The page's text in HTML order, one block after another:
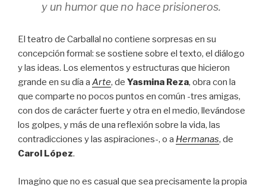
y un humor que no hace prisioneros.
El teatro de Carballal no contiene sorpresas en su
concepción formal: se sostiene sobre el texto, el diálogo
y las ideas. Los elementos y estructuras que hicieron
grande en su día a Arte, de Yasmina Reza, obra con la
que comparte no pocos puntos en común -tres amigas,
con dos de carácter fuerte y otra en el medio, llevándose
los golpes, y más de una reflexión sobre la vida, las
contradicciones y las aspiraciones-, o a Hermanas, de
Carol López.
Imagino que no es casual que sea precisamente la propia